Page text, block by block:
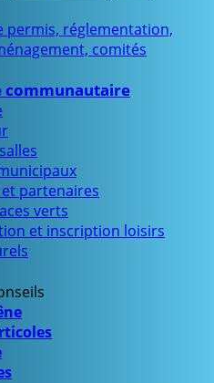
permis, réglementation,
comités
communautaire
partenaires
verts
et inscription loisirs